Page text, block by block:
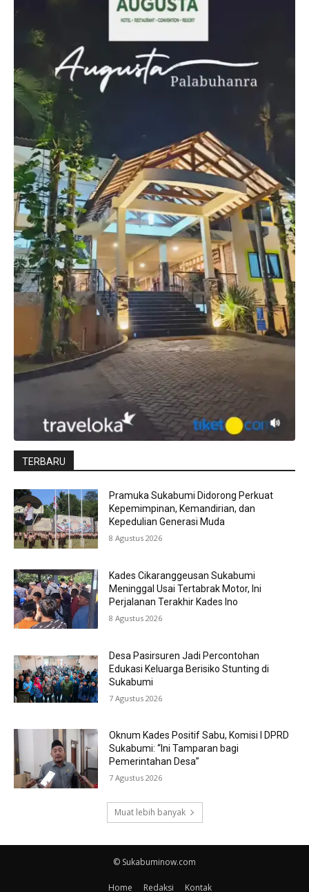
TERBARU
Pramuka Sukabumi Didorong Perkuat
Kepemimpinan, Kemandirian, dan
Kepedulian Generasi Muda
8 Agustus 2026
Kades Cikaranggeusan Sukabumi
Meninggal Usai Tertabrak Motor, Ini
Perjalanan Terakhir Kades Ino
8 Agustus 2026
Desa Pasirsuren Jadi Percontohan
Edukasi Keluarga Berisiko Stunting di
Sukabumi
7 Agustus 2026
Oknum Kades Positif Sabu, Komisi I DPRD
Sukabumi: “Ini Tamparan bagi
Pemerintahan Desa”
7 Agustus 2026
Muat lebih banyak
© Sukabuminow.com
Home Redaksi Kontak